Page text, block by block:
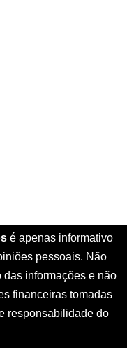
é apenas informativo
pessoais. Não
informações e não
financeiras tomadas
responsabilidade do